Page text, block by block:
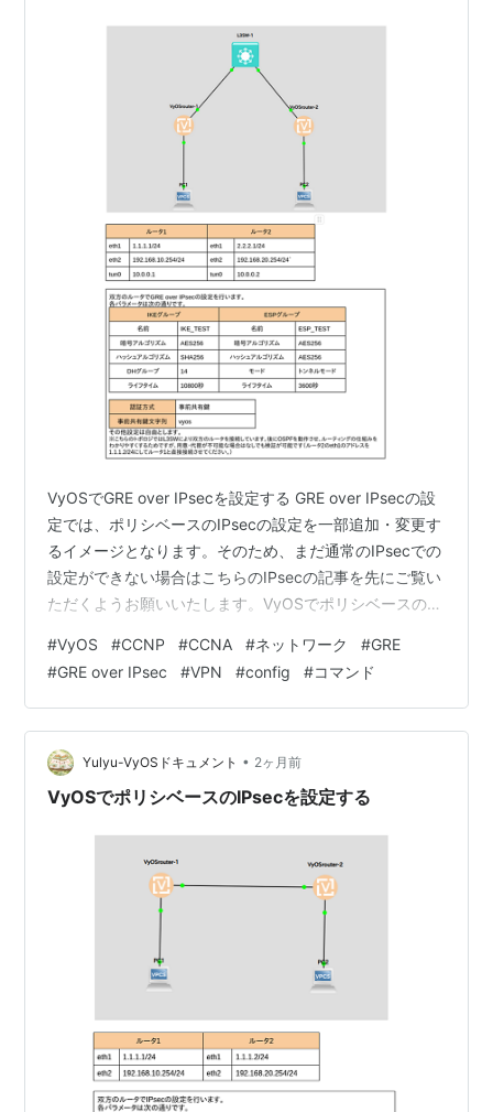
VyOSでGRE over IPsecを設定する GRE over IPsecの設
定では、ポリシベースのIPsecの設定を一部追加・変更す
るイメージとなります。そのため、まだ通常のIPsecでの
設定ができない場合はこちらのIPsecの記事を先にご覧い
ただくようお願いいたします。VyOSでポリシベースの
います。 GREのトンネルインタフェースの作成・設定を
行う IKEグループを作成する ESPグループの作成をする
ピア定義の作成を行う (事前共有鍵の設定を行う) VPNイ
ンタフェースを指定する トンネル定義を作成する この手
順…
#VyOS #CCNP #CCNA #ネットワーク #GRE
#GRE over IPsec #VPN #config #コマンド
Yulyu-VyOSドキュメント • 2ヶ月前
VyOSでポリシベースのIPsecを設定する